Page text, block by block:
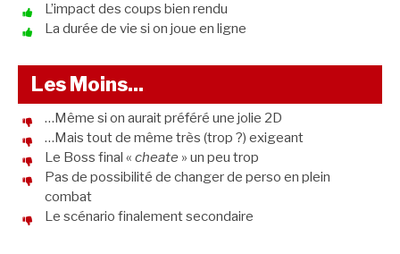
L’impact des coups bien rendu
La durée de vie si on joue en ligne
Les Moins...
…Même si on aurait préféré une jolie 2D
…Mais tout de même très (trop ?) exigeant
Le Boss final « cheate » un peu trop
Pas de possibilité de changer de perso en plein
combat
Le scénario finalement secondaire